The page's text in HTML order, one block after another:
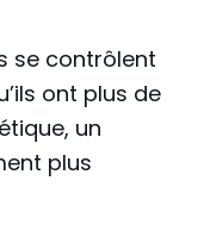
se contrôlent
ont plus de
un
plus